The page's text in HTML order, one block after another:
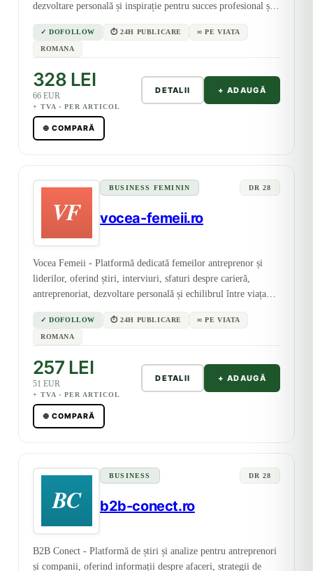
dezvoltare personală și inspirație pentru succes profesional și
✓ DOFOLLOW ⏱ 24H PUBLICARE ∞ PE VIATA
ROMANA
328 LEI
66 EUR
+ TVA · PER ARTICOL
DETALII + ADAUGĂ
⊕ COMPARĂ
BUSINESS FEMININ DR 28
vocea-femeii.ro
Vocea Femeii - Platformă dedicată femeilor antreprenor și
liderilor, oferind știri, interviuri, sfaturi despre carieră,
antreprenoriat, dezvoltare personală și echilibrul între viața
✓ DOFOLLOW ⏱ 24H PUBLICARE ∞ PE VIATA
ROMANA
257 LEI
51 EUR
+ TVA · PER ARTICOL
DETALII + ADAUGĂ
⊕ COMPARĂ
BUSINESS DR 28
b2b-conect.ro
B2B Conect - Platformă de știri și analize pentru antreprenori
și companii, oferind informații despre afaceri, strategii de